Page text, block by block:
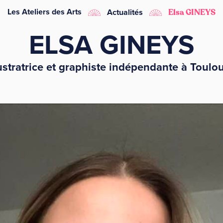
Les Ateliers des Arts Actualités Elsa GINEYS
ELSA GINEYS
et graphiste indépendante à